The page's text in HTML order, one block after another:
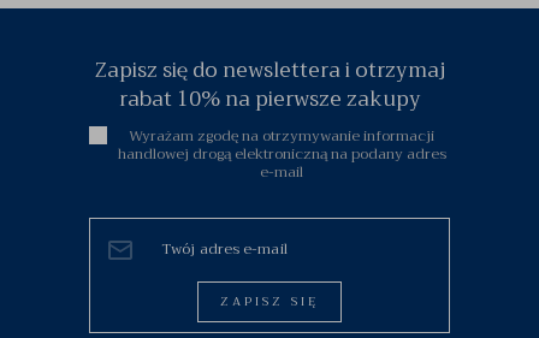
Zapisz się do newslettera i otrzymaj
rabat 10% na pierwsze zakupy
Wyrażam zgodę na otrzymywanie informacji
handlowej drogą elektroniczną na podany adres
e-mail
ZAPISZ SIĘ